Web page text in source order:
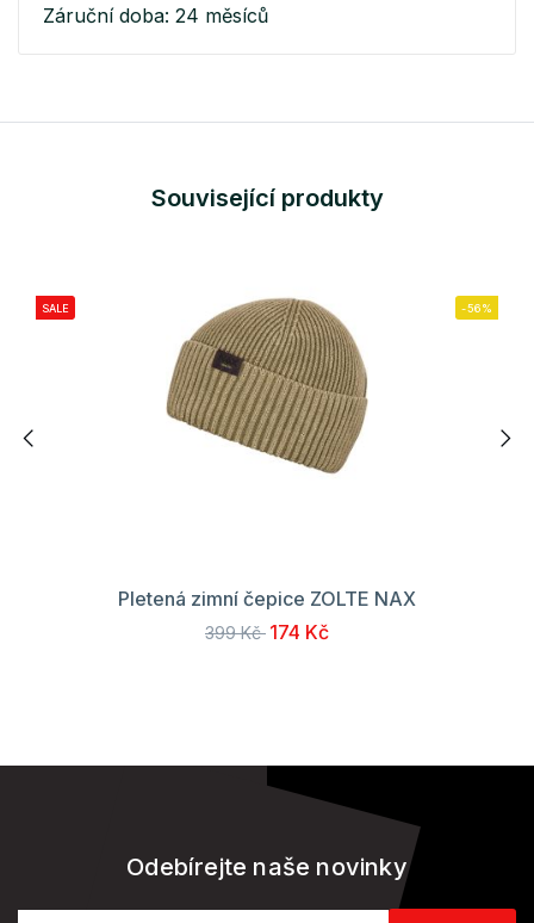
Záruční doba: 24 měsíců
Související produkty
SALE -56%
Pletená zimní čepice ZOLTE NAX
399 Kč 174 Kč
Odebírejte naše novinky